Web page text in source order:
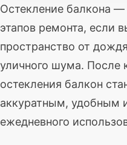
Остекление балкона
этапов ремонта, если
пространство от
уличного шума. После
остекления балкон
аккуратным, удобным
ежедневного